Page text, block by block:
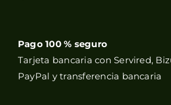
Pago 100 % seguro
Tarjeta bancaria con Servired,
PayPal y transferencia bancaria